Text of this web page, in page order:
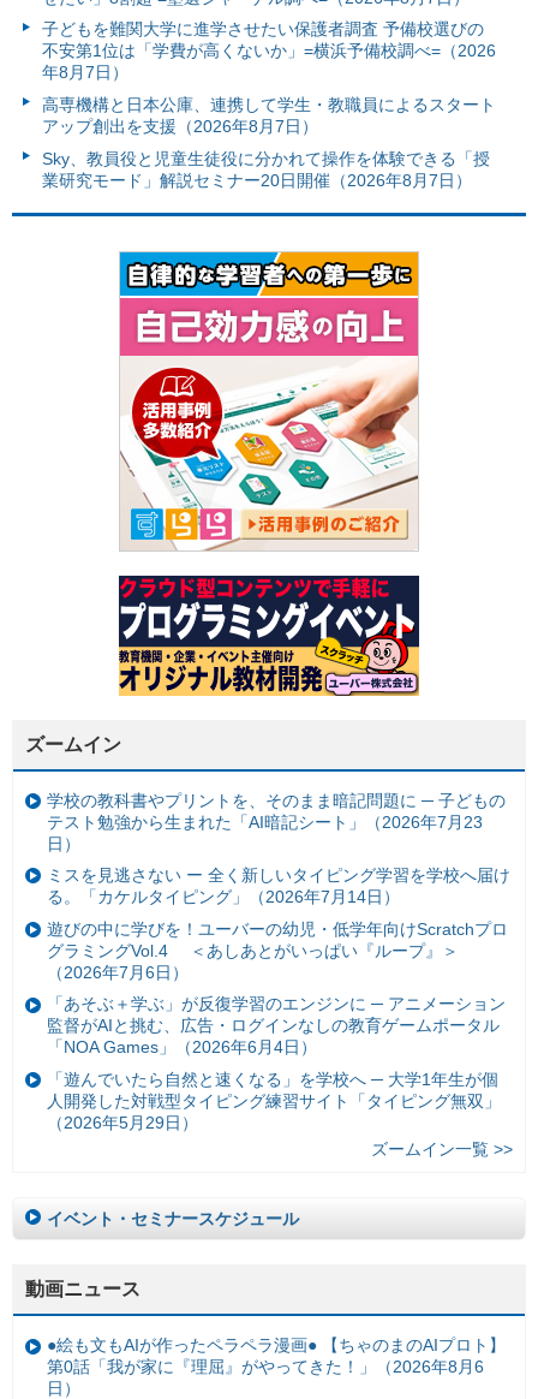
子どもを難関大学に進学させたい保護者調査 予備校選びの
不安第1位は「学費が高くないか」=横浜予備校調べ=（2026
年8月7日）
高専機構と日本公庫、連携して学生・教職員によるスタート
アップ創出を支援（2026年8月7日）
Sky、教員役と児童生徒役に分かれて操作を体験できる「授
業研究モード」解説セミナー20日開催（2026年8月7日）
ズームイン
学校の教科書やプリントを、そのまま暗記問題に ─ 子どもの
テスト勉強から生まれた「AI暗記シート」（2026年7月23
日）
ミスを見逃さない ー 全く新しいタイピング学習を学校へ届け
る。「カケルタイピング」（2026年7月14日）
遊びの中に学びを！ユーバーの幼児・低学年向けScratchプロ
グラミングVol.4 ＜あしあとがいっぱい『ループ』＞
（2026年7月6日）
「あそぶ＋学ぶ」が反復学習のエンジンに ─ アニメーション
監督がAIと挑む、広告・ログインなしの教育ゲームポータル
「NOA Games」（2026年6月4日）
「遊んでいたら自然と速くなる」を学校へ ─ 大学1年生が個
人開発した対戦型タイピング練習サイト「タイピング無双」
（2026年5月29日）
ズームイン一覧 >>
イベント・セミナースケジュール
動画ニュース
●絵も文もAIが作ったペラペラ漫画● 【ちゃのまのAIプロト】
第0話「我が家に『理屈』がやってきた！」（2026年8月6
日）